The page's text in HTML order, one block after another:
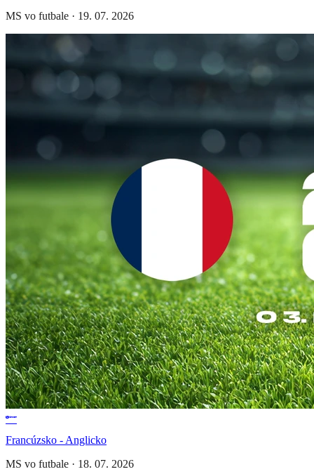
MS vo futbale · 19. 07. 2026
Francúzsko - Anglicko
MS vo futbale · 18. 07. 2026